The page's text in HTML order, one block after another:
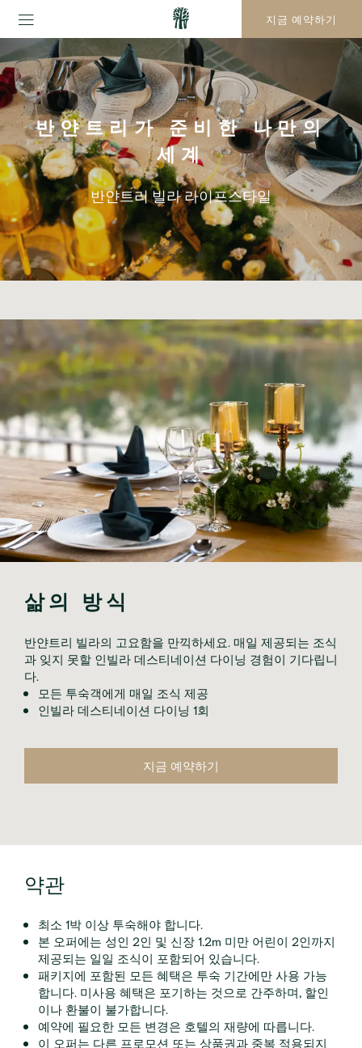
지금 예약하기
반얀트리가 준비한 나만의
세계
반얀트리 빌라 라이프스타일
반얀트리 빌라의 고요함을 만끽하세요. 매일 제공되는 조식
과 잊지 못할 인빌라 데스티네이션 다이닝 경험이 기다립니
다.
모든 투숙객에게 매일 조식 제공
인빌라 데스티네이션 다이닝 1회
지금 예약하기
약관
최소 1박 이상 투숙해야 합니다.
본 오퍼에는 성인 2인 및 신장 1.2m 미만 어린이 2인까지
제공되는 일일 조식이 포함되어 있습니다.
패키지에 포함된 모든 혜택은 투숙 기간에만 사용 가능
합니다. 미사용 혜택은 포기하는 것으로 간주하며, 할인
이나 환불이 불가합니다.
예약에 필요한 모든 변경은 호텔의 재량에 따릅니다.
이 오퍼는 다른 프로모션 또는 상품권과 중복 적용되지